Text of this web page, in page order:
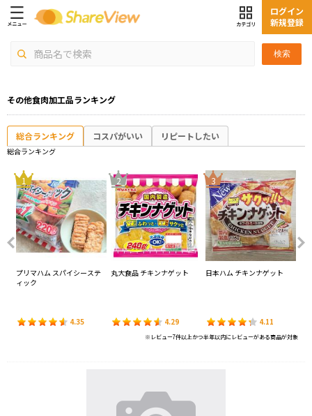
検索
ログイン
新規登録
その他食肉加工品ランキング
総合ランキング コスパがいい リピートしたい
総合ランキング
1
プリマハム スパイシーステ
ィック
4.35
2
丸大食品 チキンナゲット
4.29
3
日本ハム チキンナゲット
4.11
※レビュー7件以上かつ半年以内にレビューがある商品が対象